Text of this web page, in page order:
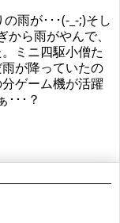
雨が･･･(-_-;)そし
ら雨がやんで、
ミニ四駆小僧た
が降っていたの
ゲーム機が活躍
･･･？